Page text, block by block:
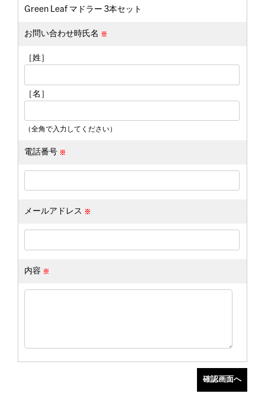
Green Leaf マドラー 3本セット
お問い合わせ時氏名
［姓］
［名］
（全角で入力してください）
電話番号
メールアドレス
内容